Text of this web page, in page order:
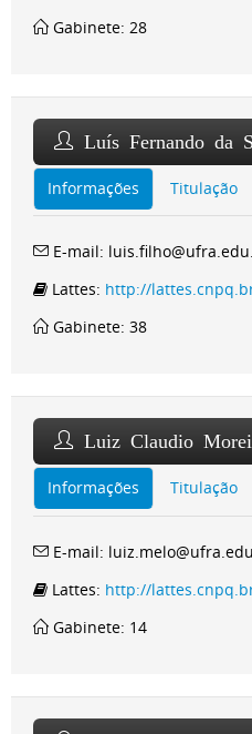
Gabinete: 28
Luís Fernando da
Informações Titulação
E-mail:
Lattes: http://
Gabinete: 38
Luiz Claudio
Informações Titulação
E-mail:
Lattes: http://
Gabinete: 14